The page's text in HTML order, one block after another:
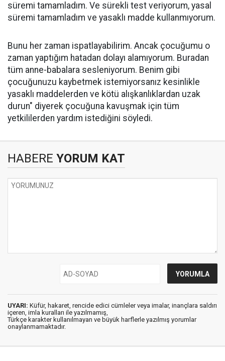
süremi tamamladım. Ve sürekli test veriyorum, yasal
süremi tamamladım ve yasaklı madde kullanmıyorum.
Bunu her zaman ispatlayabilirim. Ancak çocuğumu o
zaman yaptığım hatadan dolayı alamıyorum. Buradan
tüm anne-babalara sesleniyorum. Benim gibi
çocuğunuzu kaybetmek istemiyorsanız kesinlikle
yasaklı maddelerden ve kötü alışkanlıklardan uzak
durun" diyerek çocuğuna kavuşmak için tüm
yetkililerden yardım istediğini söyledi.
HABERE YORUM KAT
UYARI: Küfür, hakaret, rencide edici cümleler veya imalar, inançlara saldırı
içeren, imla kuralları ile yazılmamış,
Türkçe karakter kullanılmayan ve büyük harflerle yazılmış yorumlar
onaylanmamaktadır.